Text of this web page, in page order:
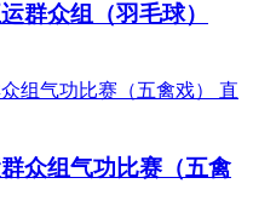
群众组（羽毛球）
直
众组气功比赛（五禽